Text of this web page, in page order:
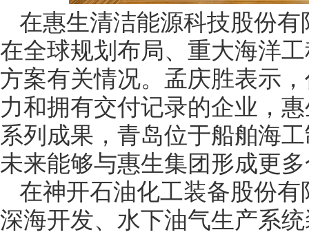
在惠生清洁能源科技股份
在全球规划布局、重大海洋
方案有关情况。孟庆胜表示
力和拥有交付记录的企业，
系列成果，青岛位于船舶海
未来能够与惠生集团形成更
在神开石油化工装备股份
深海开发、水下油气生产系